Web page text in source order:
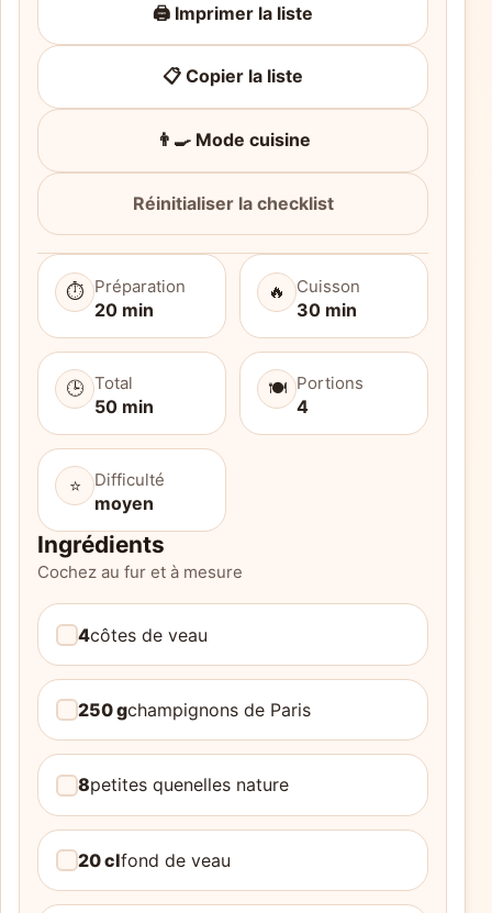
🖨️ Imprimer la liste
📋 Copier la liste
👨‍🍳 Mode cuisine
Réinitialiser la checklist
⏱️ Préparation
20 min
🔥 Cuisson
30 min
🕒 Total
50 min
🍽️ Portions
4
⭐ Difficulté
moyen
Ingrédients
Cochez au fur et à mesure
4côtes de veau
250 gchampignons de Paris
8petites quenelles nature
20 clfond de veau